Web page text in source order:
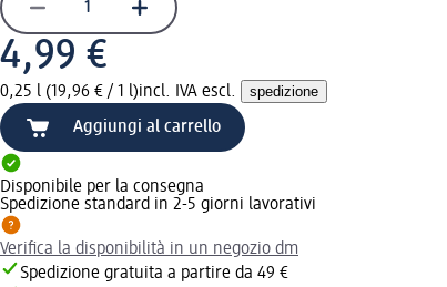
4,99 €
0,25 l (19,96 € / 1 l)incl. IVA escl. spedizione
Aggiungi al carrello
Disponibile per la consegna
Spedizione standard in 2-5 giorni lavorativi
Verifica la disponibilità in un negozio dm
Spedizione gratuita a partire da 49 €